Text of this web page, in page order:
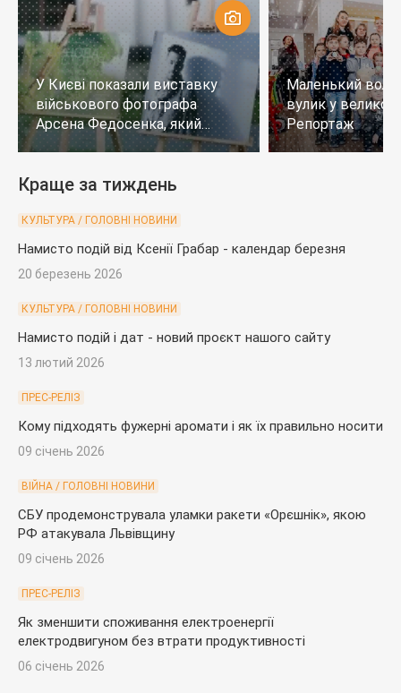
У Києві показали виставку
військового фотографа
Арсена Федосенка, який
загинув на війні
Маленький
вулик у
Репортаж
Краще за тиждень
КУЛЬТУРА / ГОЛОВНІ НОВИНИ
Намисто подій від Ксенії Грабар - календар березня
20 березень 2026
КУЛЬТУРА / ГОЛОВНІ НОВИНИ
Намисто подій і дат - новий проєкт нашого сайту
13 лютий 2026
ПРЕС-РЕЛІЗ
Кому підходять фужерні аромати і як їх правильно носити
09 січень 2026
ВІЙНА / ГОЛОВНІ НОВИНИ
СБУ продемонструвала уламки ракети «Орєшнік», якою
РФ атакувала Львівщину
09 січень 2026
ПРЕС-РЕЛІЗ
Як зменшити споживання електроенергії
електродвигуном без втрати продуктивності
06 січень 2026